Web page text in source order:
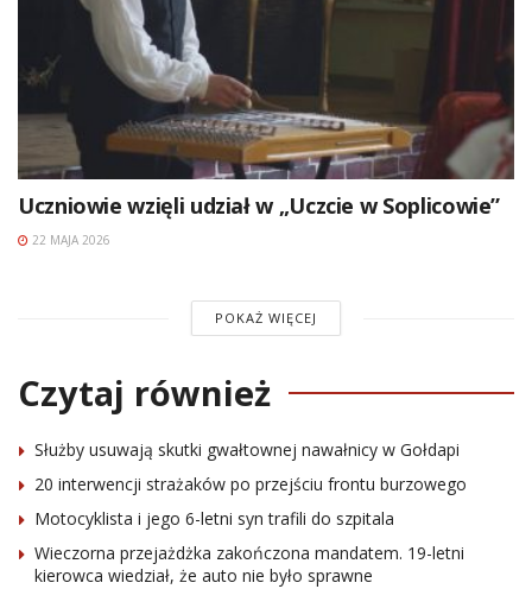
Uczniowie wzięli udział w „Uczcie w Soplicowie”
22 MAJA 2026
POKAŻ WIĘCEJ
Czytaj również
Służby usuwają skutki gwałtownej nawałnicy w Gołdapi
20 interwencji strażaków po przejściu frontu burzowego
Motocyklista i jego 6-letni syn trafili do szpitala
Wieczorna przejażdżka zakończona mandatem. 19-letni
kierowca wiedział, że auto nie było sprawne